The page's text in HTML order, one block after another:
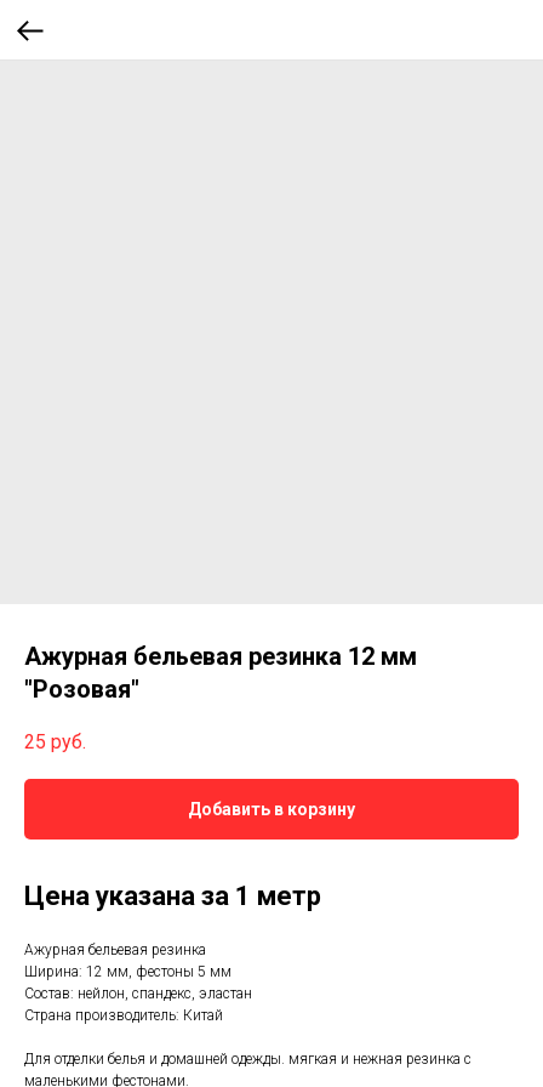
Ажурная бельевая резинка 12 мм
"Розовая"
25 руб.
Добавить в корзину
Цена указана за 1 метр
Ажурная бельевая резинка
Ширина: 12 мм, фестоны 5 мм
Состав: нейлон, спандекс, эластан
Страна производитель: Китай
Для отделки белья и домашней одежды. мягкая и нежная резинка с
маленькими фестонами.